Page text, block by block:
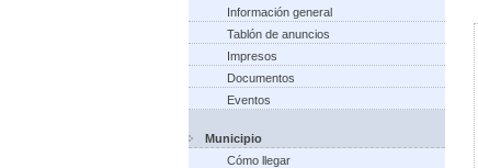
Información general
Tablón de anuncios
Impresos
Documentos
Eventos
Municipio
Cómo llegar